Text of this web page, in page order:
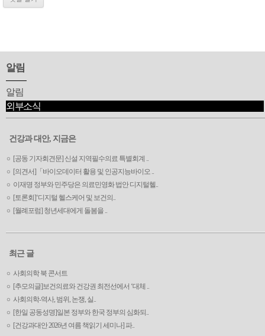
알림
알림
외부소식
건강과 대안, 지금은
[공동 기자회견문] 신설 지역필수의료 특별회계 ..
[의견서]「바이오데이터 활용 및 인공지능바이오 ..
이재명 정부와 민주당은 의료민영화 법안 디지털헬..
[토론회]‘디지털 헬스케어 및 보건의..
[월례포럼] 청년세대에게 돌봄을 ..
최근 글
사회의학 북 콘서트
[추모의글]보건의료와 건강권 최전선에서 ‘대체 ..
사회의학-역사, 범위, 논쟁, 실..
[한일 공동성명]일본 정부와 한국 정부의 심화되..
[건강과대안 2026년 여름 책읽기 세미나] 파..